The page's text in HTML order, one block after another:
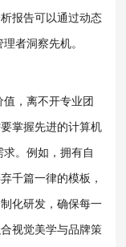
报告可以通过动态
者洞察先机。
，离不开专业团
掌握先进的计算机
。例如，拥有自
千篇一律的模板，
化研发，确保每一
视觉美学与品牌策